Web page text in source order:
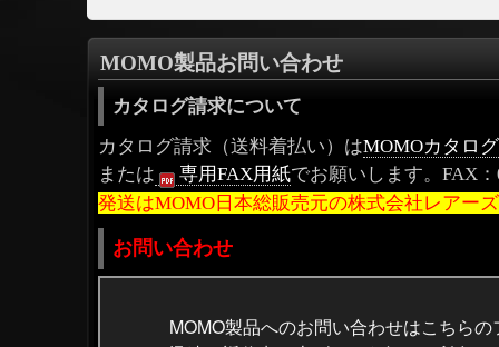
MOMO製品お問い合わせ
カタログ請求について
カタログ請求（送料着払い）はMOMOカタロ
または
専用FAX用紙でお願いします。FAX
発送はMOMO日本総販売元の株式会社レアー
お問い合わせ